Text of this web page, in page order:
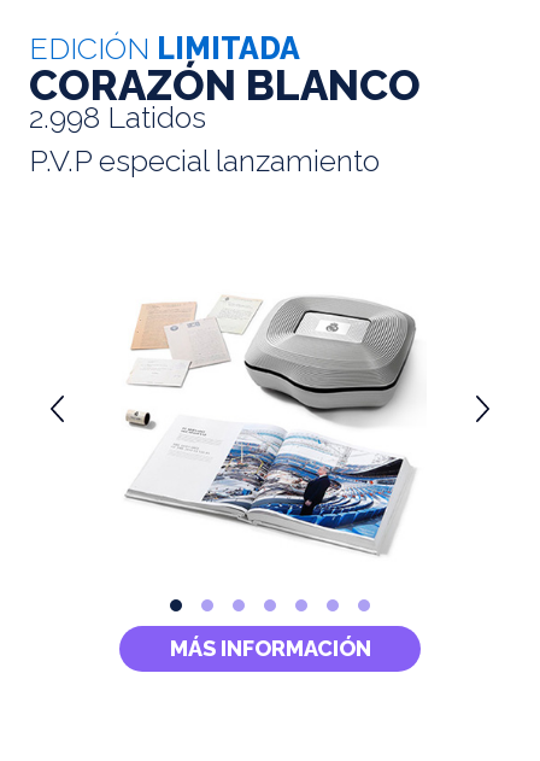
EDICIÓN LIMITADA
CORAZÓN BLANCO
2.998 Latidos
P.V.P especial lanzamiento
MÁS INFORMACIÓN